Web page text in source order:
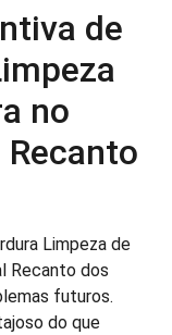
de
no
Limpeza de
Recanto dos
futuros.
do que